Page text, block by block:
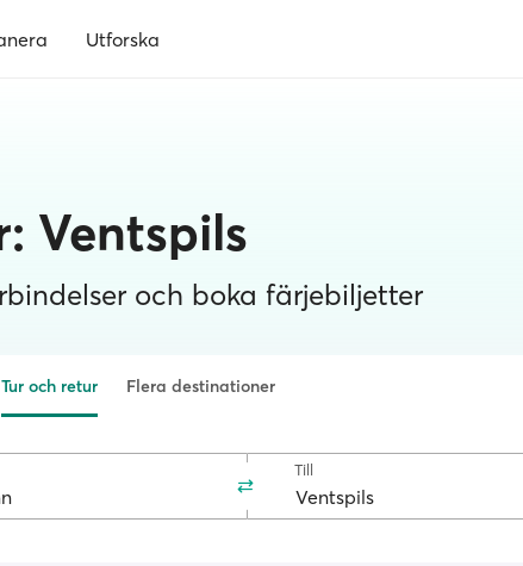
Utforska
Ventspils
och boka färjebiljetter
Tur och retur Flera destinationer
Till